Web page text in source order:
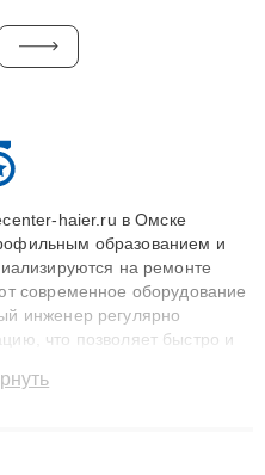
haier.ru в Омске
образованием и
на ремонте
современное оборудование
инженер регулярно
что позволяет быстро и
Наши мастера решают